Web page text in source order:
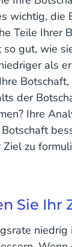
wichtig, die
Teile Ihrer
gut, wie
als
der
Ihre
zu
Sie Ihr
niedrig